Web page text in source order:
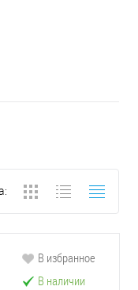
В избранное
В наличии